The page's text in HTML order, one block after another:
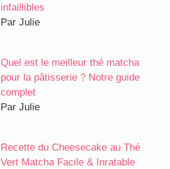
infaillibles
Par Julie
Quel est le meilleur thé matcha
pour la pâtisserie ? Notre guide
complet
Par Julie
Recette du Cheesecake au Thé
Vert Matcha Facile & Inratable